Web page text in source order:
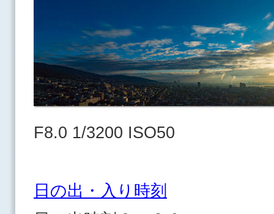
F8.0 1/3200 ISO50
日の出・入り時刻